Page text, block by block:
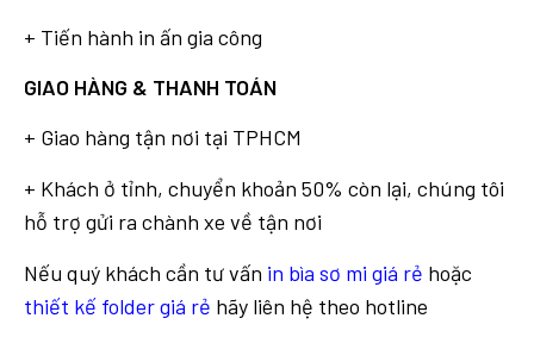
+ Tiến hành in ấn gia công
GIAO HÀNG & THANH TOÁN
+ Giao hàng tận nơi tại TPHCM
+ Khách ở tỉnh, chuyển khoản 50% còn lại, chúng tôi
hỗ trợ gửi ra chành xe về tận nơi
Nếu quý khách cần tư vấn in bìa sơ mi giá rẻ hoặc
thiết kế folder giá rẻ hãy liên hệ theo hotline